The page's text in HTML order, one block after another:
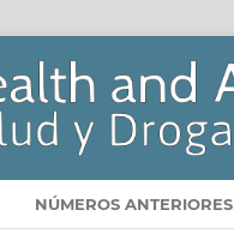
NÚMEROS ANTERIORES